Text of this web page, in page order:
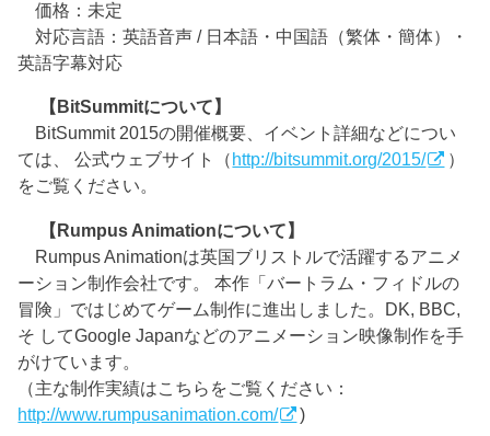
価格：未定
対応言語：英語音声 / 日本語・中国語（繁体・簡体）・
英語字幕対応
【BitSummitについて】
BitSummit 2015の開催概要、イベント詳細などについ
ては、 公式ウェブサイト（ http://bitsummit.org/2015/
）
をご覧ください。
【Rumpus Animationについて】
Rumpus Animationは英国ブリストルで活躍するアニメ
ーション制作会社です。 本作「バートラム・フィドルの
冒険」ではじめてゲーム制作に進出しました。DK, BBC,
そ してGoogle Japanなどのアニメーション映像制作を手
がけています。
（主な制作実績はこちらをご覧ください：
http://www.rumpusanimation.com/
)